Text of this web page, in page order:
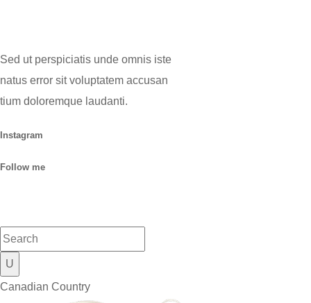
Sed ut perspiciatis unde omnis iste
natus error sit voluptatem accusan
tium doloremque laudanti.
Instagram
Follow me
Canadian Country